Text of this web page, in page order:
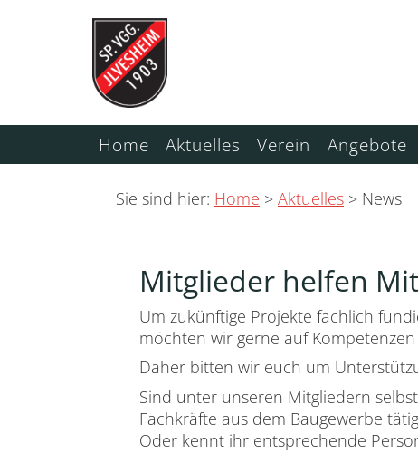
Home Aktuelles Verein Angebote
Sie sind hier: Home Aktuelles News
Mitglieder helfen
Um zukünftige Projekte fachlich
möchten wir gerne auf
Daher bitten wir euch um
Sind unter unseren Mitgliedern
Fachkräfte aus dem Baugewerbe
Oder kennt ihr entsprechende